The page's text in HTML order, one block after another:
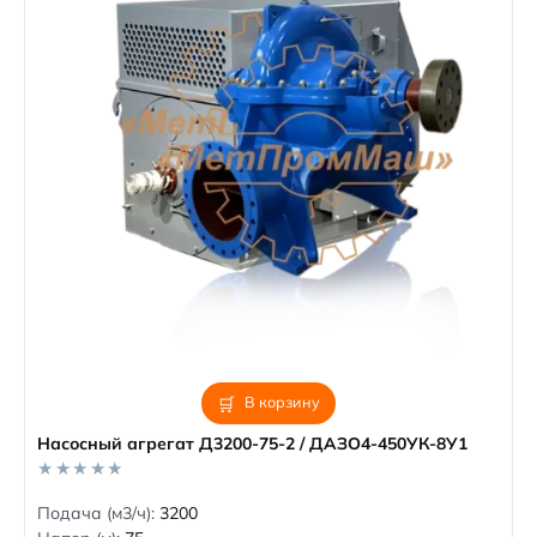
В корзину
Насосный агрегат Д3200-75-2 / ДАЗО4-450УК-8У1
0
o
Подача (м3/ч): 3200